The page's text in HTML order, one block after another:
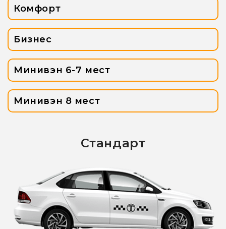
Комфорт
Бизнес
Минивэн 6-7 мест
Минивэн 8 мест
Стандарт